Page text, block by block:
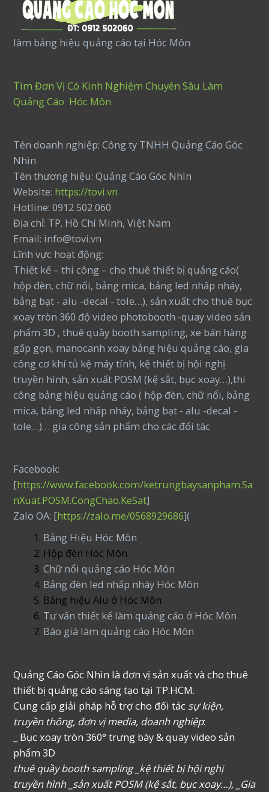
làm bảng hiệu quảng cáo tại Hóc Môn
Tìm Đơn Vị Có Kinh Nghiệm Chuyên Sâu Làm
Quảng Cáo Hóc Môn
Tên doanh nghiệp: Công ty TNHH Quảng Cáo Góc
Nhìn
Tên thương hiệu: Quảng Cáo Góc Nhìn
Website: https://tovi.vn
Hotline: 0912 502 060
Địa chỉ: TP. Hồ Chí Minh, Việt Nam
Email: info@tovi.vn
Lĩnh vực hoạt động:
Thiết kế – thi công – cho thuê thiết bị quảng cáo(
hộp đèn, chữ nổi, bảng mica, bảng led nhấp nháy,
bảng bạt - alu -decal - tole…), sản xuất cho thuê bục
xoay tròn 360 độ video photobooth -quay video sản
phẩm 3D , thuê quầy booth sampling, xe bán hàng
gấp gọn, manocanh xoay bảng hiệu quảng cáo, gia
công cơ khí tủ kệ máy tính, kệ thiết bị hội nghị
truyền hình, sản xuất POSM (kệ sắt, bục xoay…),thi
công bảng hiệu quảng cáo ( hộp đèn, chữ nổi, bảng
mica, bảng led nhấp nháy, bảng bạt - alu -decal -
tole…)… gia công sản phẩm cho các đối tác
Facebook:
[https://www.facebook.com/ketrungbaysanpham.Sa
nXuat.POSM.CongChao.KeSat]
Zalo OA: [https://zalo.me/0568929686](
Bảng Hiệu Hóc Môn
Hộp đèn Hóc Môn
Chữ nổi quảng cáo Hóc Môn
Bảng đèn led nhấp nháy Hóc Môn
Bảng hiệu Alu ở Hóc Môn
Tư vấn thiết kế làm quảng cáo ở Hóc Môn
Báo giá làm quảng cáo Hóc Môn
Quảng Cáo Góc Nhìn là đơn vị sản xuất và cho thuê
thiết bị quảng cáo sáng tạo tại TP.HCM.
Cung cấp giải pháp hỗ trợ cho đối tác sự kiện,
truyền thông, đơn vị media, doanh nghiệp:
_ Bục xoay tròn 360° trưng bày & quay video sản
phẩm 3D
thuê quầy booth sampling _kệ thiết bị hội nghị
truyền hình _sản xuất POSM (kệ sắt, bục xoay…), _Gia